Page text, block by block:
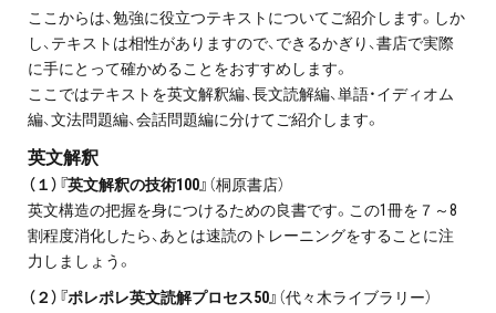
ここからは、勉強に役立つテキストについてご紹介します。しか
し、テキストは相性がありますので、できるかぎり、書店で実際
に手にとって確かめることをおすすめします。
ここではテキストを英文解釈編、長文読解編、単語・イディオム
編、文法問題編、会話問題編に分けてご紹介します。
英文解釈
（１）『英文解釈の技術100』 （桐原書店）
英文構造の把握を身につけるための良書です。この1冊を７～8
割程度消化したら、あとは速読のトレーニングをすることに注
力しましょう。
（２）『ポレポレ英文読解プロセス50』 （代々木ライブラリー）